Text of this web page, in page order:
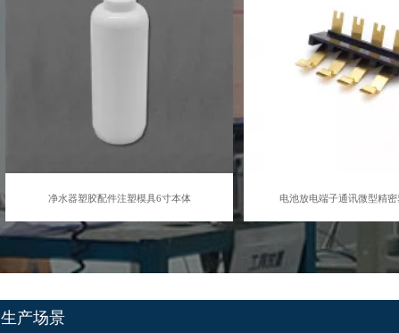
净水器塑胶配件注塑模具6寸本体 电池放电端子通讯微型精
生产场景